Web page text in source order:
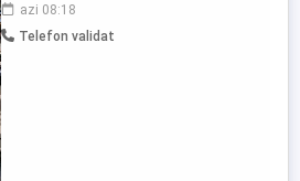
transport. - Cazare de foarte buna calitate,
Pensiuni, Motel, Apartamente de foarte
azi 08:18
Telefon validat